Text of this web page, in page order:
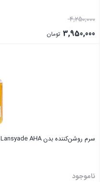
4,250,000قیمت
اصلی:3,950,000 تومان
سرم روشن‌کننده بدن Lansyade AHA
ناموجود